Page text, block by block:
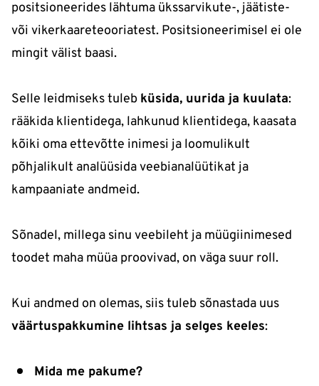
positsioneerides lähtuma ükssarvikute-, jäätiste-
või vikerkaareteooriatest. Positsioneerimisel ei ole
mingit välist baasi.
Selle leidmiseks tuleb küsida, uurida ja kuulata:
rääkida klientidega, lahkunud klientidega, kaasata
kõiki oma ettevõtte inimesi ja loomulikult
põhjalikult analüüsida veebianalüütikat ja
kampaaniate andmeid.
Sõnadel, millega sinu veebileht ja müügiinimesed
toodet maha müüa proovivad, on väga suur roll.
Kui andmed on olemas, siis tuleb sõnastada uus
väärtuspakkumine lihtsas ja selges keeles:
Mida me pakume?